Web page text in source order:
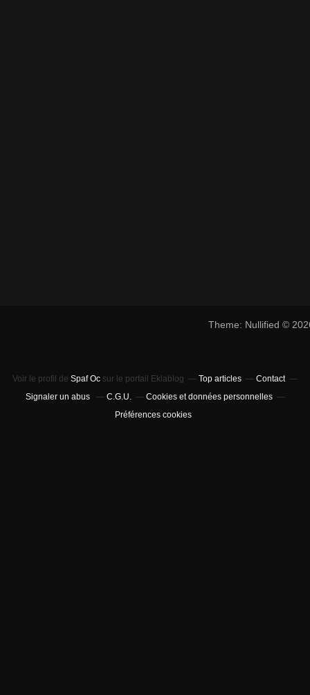
Theme: Nullified ©
Voir le profil de Spaf Oc sur le portail Eklablog Top articles
Contact
Signaler un abus
C.G.U.
Cookies et données personnelles
Préférences cookies